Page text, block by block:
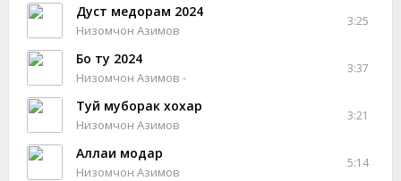
Дуст медорам 2024
Низомчон Азимов
3:25
Бо ту 2024
Низомчон Азимов -
3:37
Туй муборак хохар
Низомчон Азимов
3:21
Аллаи модар
Низомчон Азимов
5:14